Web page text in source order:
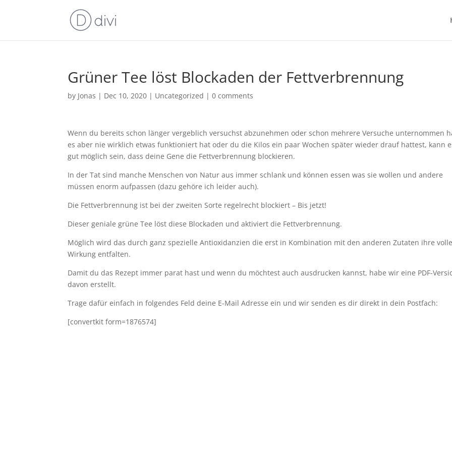
Grüner Tee löst Blockaden der Fettverbrennung
by Jonas | Dec 10, 2020 | Uncategorized |0 comments
Wenn du bereits schon länger vergeblich versuchst abzunehmen oder schon mehrere Versuche unternommen
es aber nie wirklich etwas funktioniert hat oder du die Kilos ein paar Wochen später wieder drauf hattest, kann
gut möglich sein, dass deine Gene die Fettverbrennung blockieren.
In der Tat sind manche Menschen von Natur aus immer schlank und können essen was sie wollen und andere
müssen enorm aufpassen (dazu gehöre ich leider auch).
Die Fettverbrennung ist bei der zweiten Sorte regelrecht blockiert – Bis jetzt!
Dieser geniale grüne Tee löst diese Blockaden und aktiviert die Fettverbrennung.
Möglich wird das durch ganz spezielle Antioxidanzien die erst in Kombination mit den anderen Zutaten ihre
Wirkung entfalten.
Damit du das Rezept immer parat hast und wenn du möchtest auch ausdrucken kannst, habe wir eine PDF-
davon erstellt.
Trage dafür einfach in folgendes Feld deine E-Mail Adresse ein und wir senden es dir direkt in dein Postfach:
[convertkit form=1876574]